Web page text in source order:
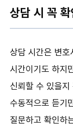
상담 시 꼭
상담 시간은 변호
시간이기도 하지
신뢰할 수 있을
수동적으로 듣기
질문하고 확인하